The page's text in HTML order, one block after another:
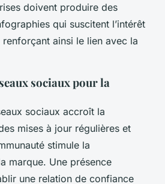
doivent produire des
qui suscitent l’intérêt
ainsi le lien avec la
sociaux pour la
sociaux accroît la
mises à jour régulières et
stimule la
marque. Une présence
une relation de confiance